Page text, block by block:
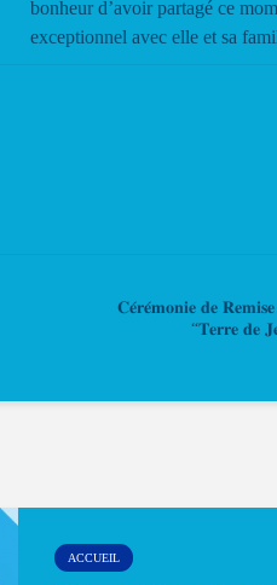
bonheur d’avoir partagé ce
exceptionnel avec elle et sa
𝐂𝐞́𝐫𝐞́𝐦𝐨𝐧𝐢𝐞 𝐝𝐞
“𝐓𝐞𝐫𝐫𝐞 𝐝𝐞
ACCUEIL